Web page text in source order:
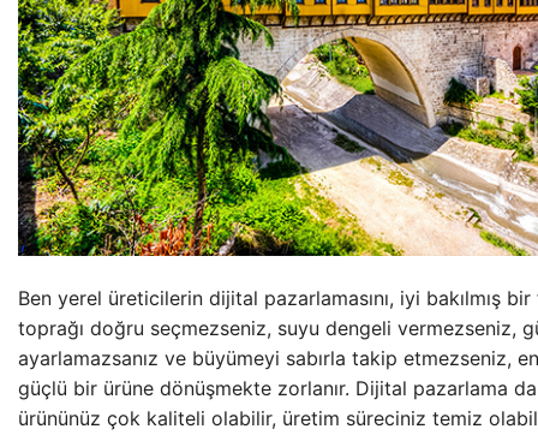
Ben yerel üreticilerin dijital pazarlamasını, iyi bakılmış
toprağı doğru seçmezseniz, suyu dengeli vermezseniz,
ayarlamazsanız ve büyümeyi sabırla takip etmezseniz,
güçlü bir ürüne dönüşmekte zorlanır. Dijital pazarlama da
ürününüz çok kaliteli olabilir, üretim süreciniz temiz